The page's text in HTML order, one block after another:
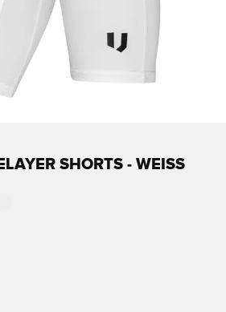
SHORTS - WEISS